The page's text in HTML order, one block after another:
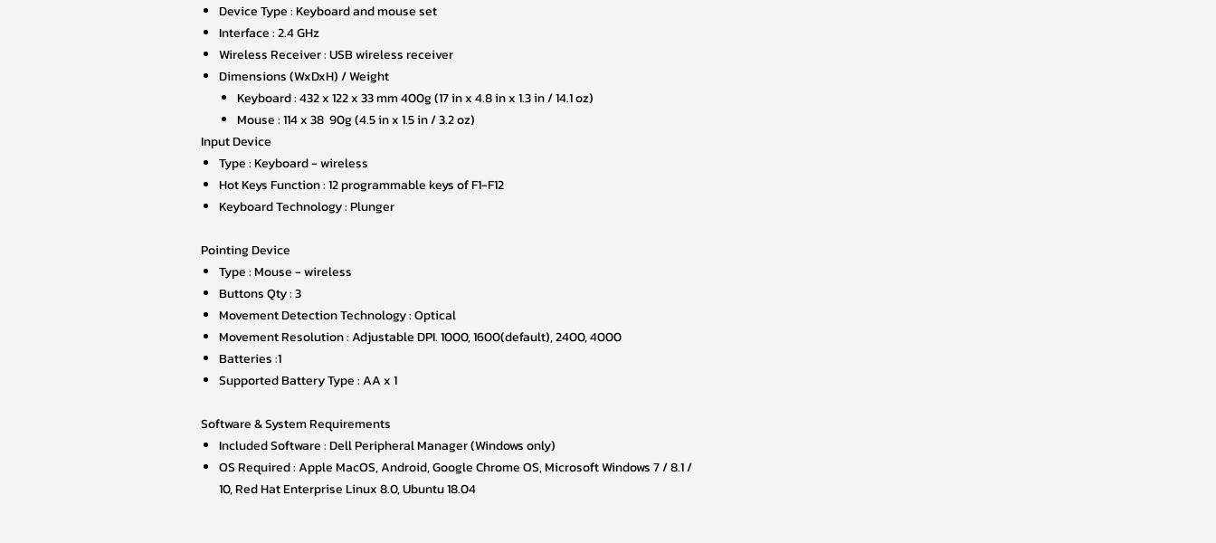
Device Type : Keyboard and mouse set
Interface : 2.4 GHz
Wireless Receiver : USB wireless receiver
Dimensions (WxDxH) / Weight
Keyboard : 432 x 122 x 33 mm 400g (17 in x 4.8 in x 1.3 in / 14.1 oz)
Mouse : 114 x 38 90g (4.5 in x 1.5 in / 3.2 oz)
Input Device
Type : Keyboard - wireless
Hot Keys Function : 12 programmable keys of F1-F12
Keyboard Technology : Plunger
Pointing Device
Type : Mouse - wireless
Buttons Qty : 3
Movement Detection Technology : Optical
Movement Resolution : Adjustable DPI. 1000, 1600(default), 2400, 4000
Batteries :1
Supported Battery Type : AA x 1
Software & System Requirements
Included Software : Dell Peripheral Manager (Windows only)
OS Required : Apple MacOS, Android, Google Chrome OS, Microsoft Windows 7 / 8.1 /
10, Red Hat Enterprise Linux 8.0, Ubuntu 18.04